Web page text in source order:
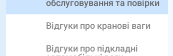
обслуговування та повірки
Відгуки про кранові ваги
Відгуки про підкладні